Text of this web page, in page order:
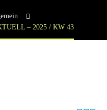
– 2025 / KW 43